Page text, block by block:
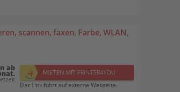
scannen, faxen, Farbe, WLAN,
ab
MIETEN MIT PRINTER4YOU
Der Link führt auf externe Webseite.